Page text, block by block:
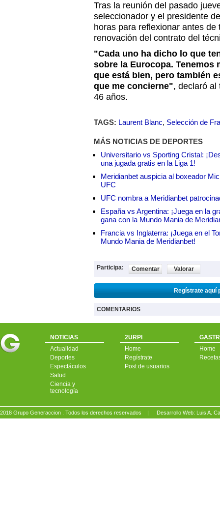
Tras la reunión del pasado
seleccionador y el presidente
horas para reflexionar antes
renovación del contrato del
"Cada uno ha dicho lo que
sobre la Eurocopa.
que está bien, pero también
que me concierne", declaró al
46 años.
TAGS: Laurent Blanc, Selección de
MÁS NOTICIAS DE DEPORTES
Universitario vs Sporting Cristal:
una jugada gratis en la Liga 1!
Meridianbet auspicia al boxeador
UFC
UFC nombra a Meridianbet
España vs Argentina: ¡Juega en la
gana con la Mundo Mania de
Francia vs Inglaterra: ¡Juega en el
Mundo Mania de Meridianbet!
Participa: Comentar Valorar
Regístrate aquí
COMENTARIOS
NOTICIAS
Actualidad
Deportes
Espectáculos
Salud
Ciencia y
tecnología
2URPI
Home
Regístrate
Post de usuarios
Home
2018 Grupo Generaccion . Todos los derechos reservados | Desarrollo Web: Luis